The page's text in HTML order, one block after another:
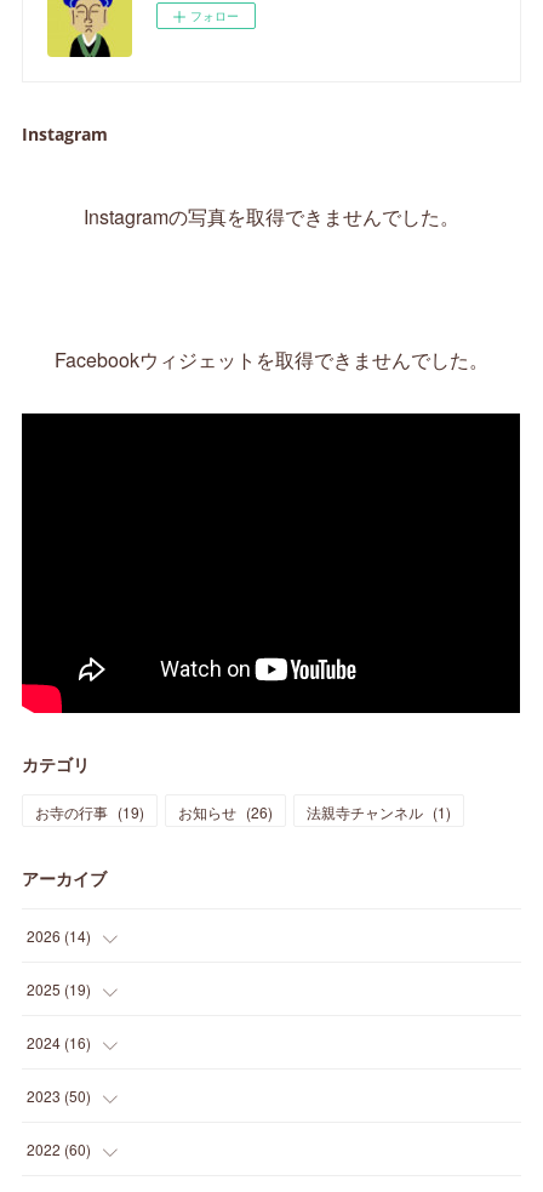
フォロー
Instagram
Instagramの写真を取得できませんでした。
Facebookウィジェットを取得できませんでした。
カテゴリ
お寺の行事 (19) お知らせ (26) 法親寺チャンネル (1)
アーカイブ
2026 (14)
(3
(3
(3
(2
2025 (19)
(1
(1
(4
2024 (16)
(3
(2
2023 (50)
(8
2022 (60)